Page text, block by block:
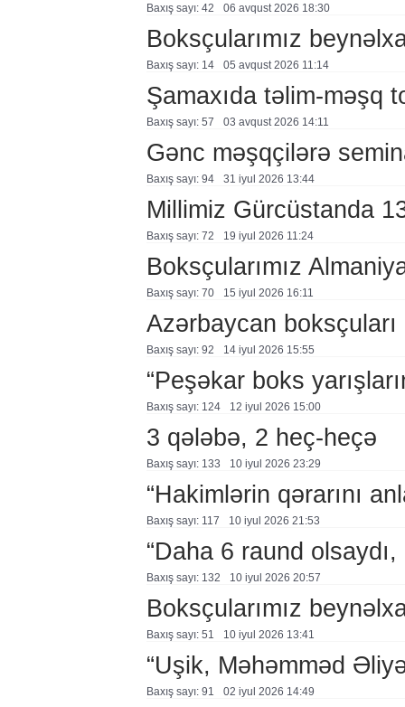
Baxış sayı: 42 06 avqust 2026 18:30
Boksçularımız
Baxış sayı: 14 05 avqust 2026 11:14
Şamaxıda təlim-məşq
Baxış sayı: 57 03 avqust 2026 14:11
Gənc məşqçilərə
Baxış sayı: 94 31 i̇yul 2026 13:44
Millimiz Gürcüstanda
Baxış sayı: 72 19 i̇yul 2026 11:24
Boksçularımız
Baxış sayı: 70 15 i̇yul 2026 16:11
Azərbaycan
Baxış sayı: 92 14 i̇yul 2026 15:55
“Peşəkar boks
Baxış sayı: 124 12 i̇yul 2026 15:00
3 qələbə, 2 heç-heçə
Baxış sayı: 133 10 i̇yul 2026 23:29
“Hakimlərin qərarını
Baxış sayı: 117 10 i̇yul 2026 21:53
“Daha 6 raund
Baxış sayı: 132 10 i̇yul 2026 20:57
Boksçularımız
Baxış sayı: 51 10 i̇yul 2026 13:41
“Uşik, Məhəmməd
Baxış sayı: 91 02 i̇yul 2026 14:49